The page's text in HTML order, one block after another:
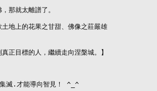
那就太離譜了。
地上的花果之甘甜、佛像之莊嚴雄
正目標的人，繼續走向涅槃城。】
滅.才能導向智見！ ^_^